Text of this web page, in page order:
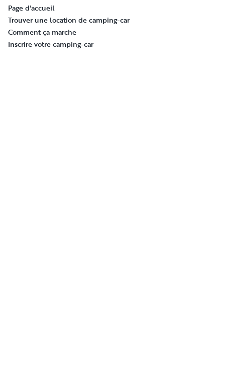
Page d'accueil
Trouver une location de camping-car
Comment ça marche
Inscrire votre camping-car